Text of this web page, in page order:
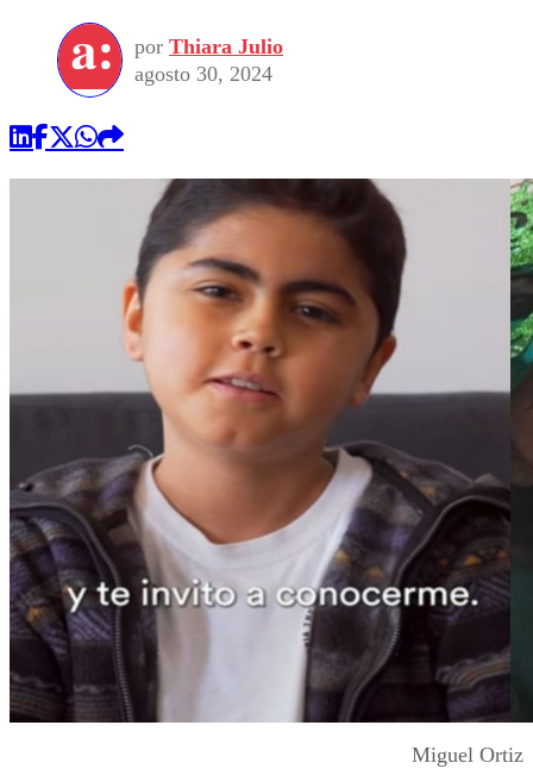
por Thiara Julio
agosto 30, 2024
Miguel Ortiz